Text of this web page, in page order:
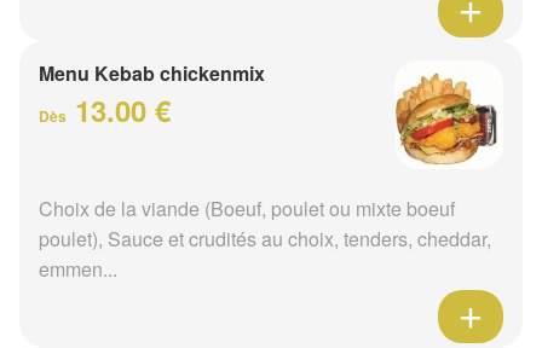
Menu Kebab chickenmix
Dès 13.00 €
Choix de la viande (Boeuf, poulet ou mixte boeuf
poulet), Sauce et crudités au choix, tenders, cheddar,
emmen...